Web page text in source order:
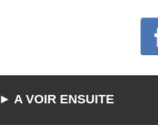
► A VOIR ENSUITE